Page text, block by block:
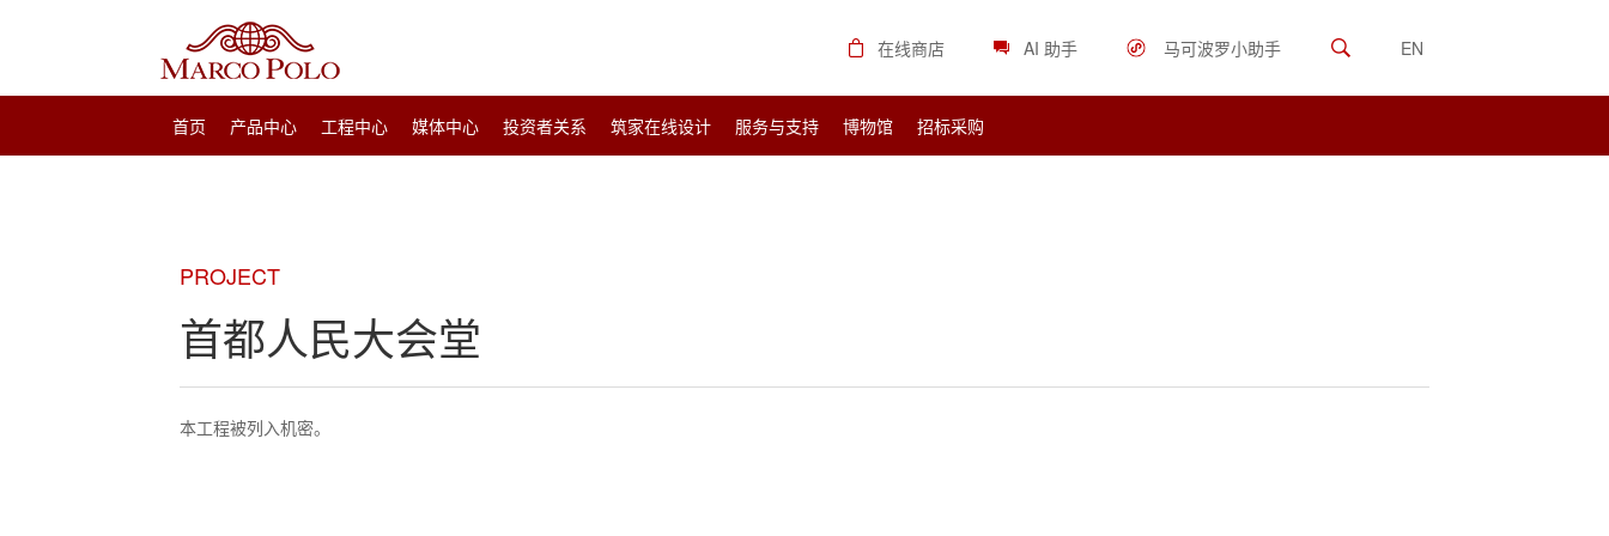
在线商店 AI 助手 马可波罗小助手 EN
首页 产品中心 工程中心 媒体中心 投资者关系 筑家在线设计 服务与支持 博物馆 招标采购
PROJECT
首都人民大会堂
本工程被列入机密。